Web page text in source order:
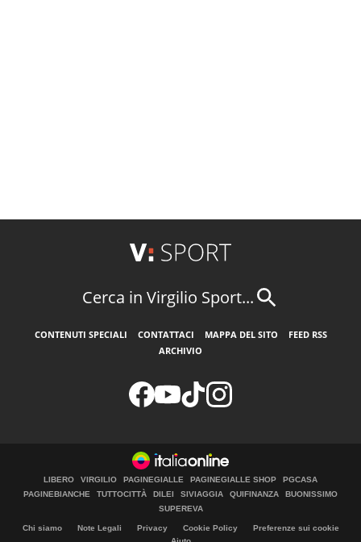
Cerca in Virgilio Sport...
CONTENUTI SPECIALI CONTATTACI MAPPA DEL SITO
FEED RSS
ARCHIVIO
LIBERO VIRGILIO PAGINEGIALLE PAGINEGIALLE SHOP
PGCASA
PAGINEBIANCHE
TUTTOCITTÀ DILEI SIVIAGGIA QUIFINANZA
BUONISSIMO
SUPEREVA
Chi siamo Note Legali Privacy Cookie Policy
Preferenze sui cookie